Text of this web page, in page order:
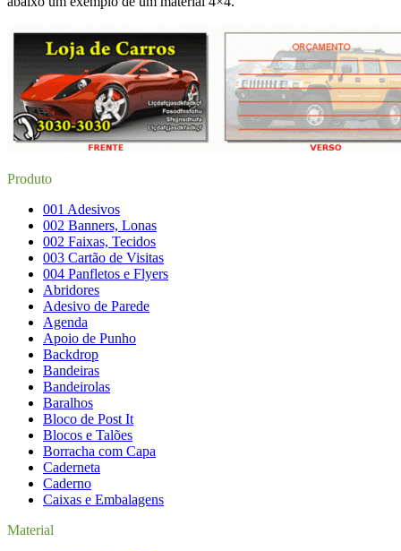
Produto
001 Adesivos
002 Banners, Lonas
002 Faixas, Tecidos
003 Cartão de Visitas
004 Panfletos e Flyers
Abridores
Adesivo de Parede
Agenda
Apoio de Punho
Backdrop
Bandeiras
Bandeirolas
Baralhos
Bloco de Post It
Blocos e Talões
Borracha com Capa
Caderneta
Caderno
Caixas e Embalagens
Material